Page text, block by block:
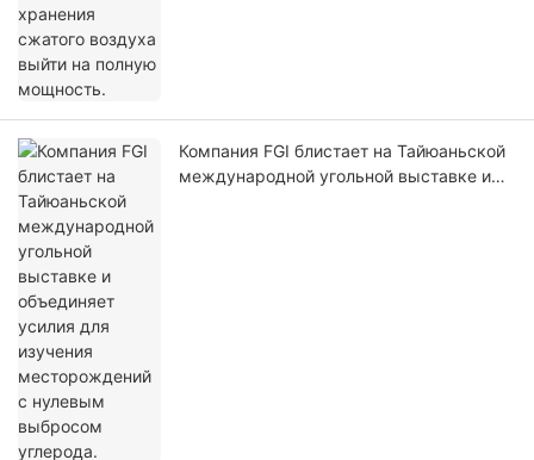
Компания FGI блистает на Тайюаньской
международной угольной выставке и